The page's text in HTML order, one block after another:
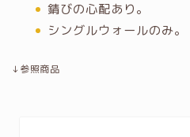
錆びの心配あり。
シングルウォールのみ。
↓参照商品